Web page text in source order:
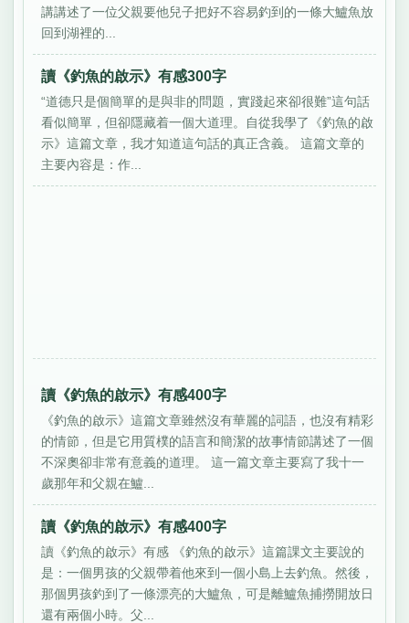
講講述了一位父親要他兒子把好不容易釣到的一條大鱸魚放
回到湖裡的...
讀《釣魚的啟示》有感300字
“道德只是個簡單的是與非的問題，實踐起來卻很難”這句話
看似簡單，但卻隱藏着一個大道理。自從我學了《釣魚的啟
示》這篇文章，我才知道這句話的真正含義。 這篇文章的
主要內容是：作...
讀《釣魚的啟示》有感400字
《釣魚的啟示》這篇文章雖然沒有華麗的詞語，也沒有精彩
的情節，但是它用質樸的語言和簡潔的故事情節講述了一個
不深奧卻非常有意義的道理。 這一篇文章主要寫了我十一
歲那年和父親在鱸...
讀《釣魚的啟示》有感400字
讀《釣魚的啟示》有感 《釣魚的啟示》這篇課文主要說的
是：一個男孩的父親帶着他來到一個小島上去釣魚。然後，
那個男孩釣到了一條漂亮的大鱸魚，可是離鱸魚捕撈開放日
還有兩個小時。父...